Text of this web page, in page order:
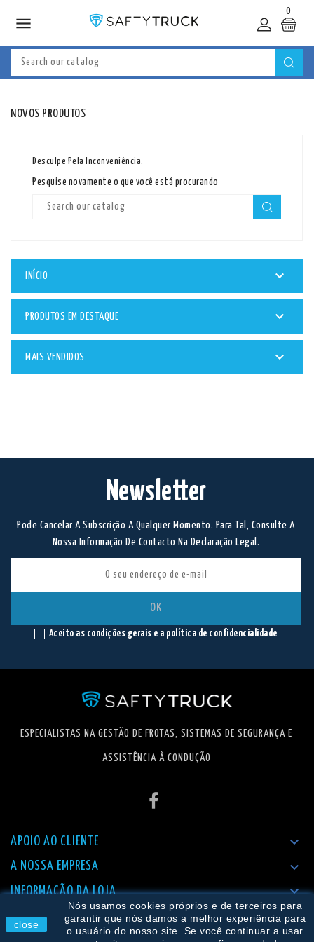
close
Nós usamos cookies próprios e de terceiros para
garantir que nós damos a melhor experiência para
o usuário do nosso site. Se você continuar a usar

0
NOVOS PRODUTOS
Desculpe Pela Inconveniência.
Pesquise novamente o que você está procurando
INÍCIO 
PRODUTOS EM DESTAQUE 
MAIS VENDIDOS 
Newsletter
Pode Cancelar A Subscrição A Qualquer Momento. Para Tal, Consulte A
Nossa Informação De Contacto Na Declaração Legal.
Aceito as condições gerais e a política de confidencialidade
ESPECIALISTAS NA GESTÃO DE FROTAS, SISTEMAS DE SEGURANÇA E
ASSISTÊNCIA À CONDUÇÃO
APOIO AO CLIENTE 
A NOSSA EMPRESA 
INFORMAÇÃO DA LOJA 